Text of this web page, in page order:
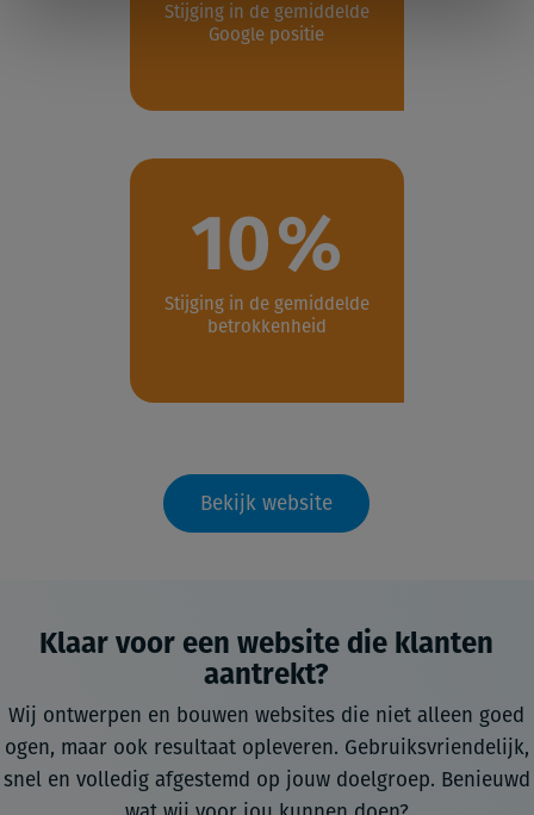
Stijging in de gemiddelde
Google positie
10%
Stijging in de gemiddelde
betrokkenheid
Bekijk website
Klaar voor een website die klanten
aantrekt?
Wij ontwerpen en bouwen websites die niet alleen goed
ogen, maar ook resultaat opleveren. Gebruiksvriendelijk,
snel en volledig afgestemd op jouw doelgroep. Benieuwd